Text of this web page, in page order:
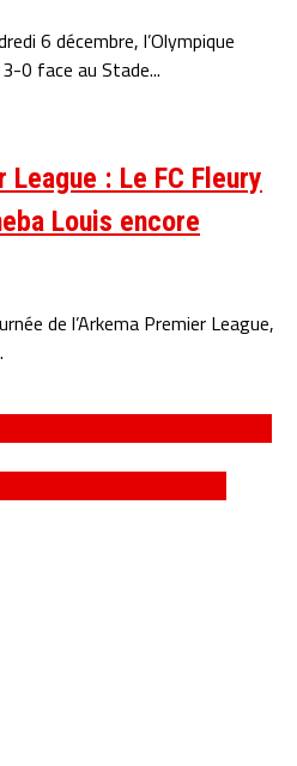
6 décembre, l’Olympique
0 face au Stade...
: Le FC Fleury
Louis encore
de l’Arkema Premier League,